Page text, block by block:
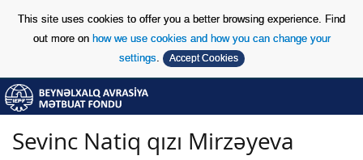
This site uses cookies to offer you a better browsing experience. Find
out more on how we use cookies and how you can change your
settings. Accept Cookies
Skip to Content
Skip to Content
Sevinc Natiq qızı Mirzəyeva